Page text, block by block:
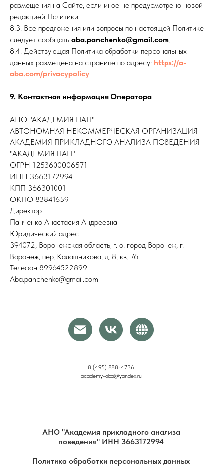
размещения на Сайте, если иное не предусмотрено новой
редакцией Политики.
8.3. Все предложения или вопросы по настоящей Политике
следует сообщать aba.panchenko@gmail.com.
8.4. Действующая Политика обработки персональных
данных размещена на странице по адресу: https://a-
aba.com/privacypolicy.
9. Контактная информация Оператора
АНО "АКАДЕМИЯ ПАП"
АВТОНОМНАЯ НЕКОММЕРЧЕСКАЯ ОРГАНИЗАЦИЯ
АКАДЕМИЯ ПРИКЛАДНОГО АНАЛИЗА ПОВЕДЕНИЯ
"АКАДЕМИЯ ПАП"
ОГРН 1253600006571
ИНН 3663172994
КПП 366301001
ОКПО 83841659
Директор
Панченко Анастасия Андреевна
Юридический адрес
394072, Воронежская область, г. о. город Воронеж, г.
Воронеж, пер. Калашникова, д. 8, кв. 76
Телефон 89964522899
Aba.panchenko@gmail.com
8 (495) 888-4736
academy-aba@yandex.ru
АНО "Академия прикладного анализа
поведения" ИНН 3663172994
Политика обработки персональных данных